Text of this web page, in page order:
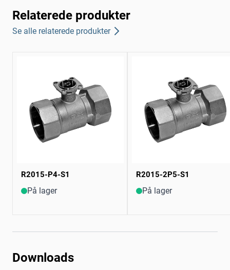
Relaterede produkter
Se alle relaterede produkter
R2015-P4-S1
På lager
R2015-2P5-S1
På lager
Downloads